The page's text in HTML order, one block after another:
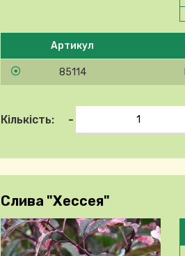
Будь ласка, виберіть продукт
Артикул
85114
Кількість: -
Слива "Хессея"